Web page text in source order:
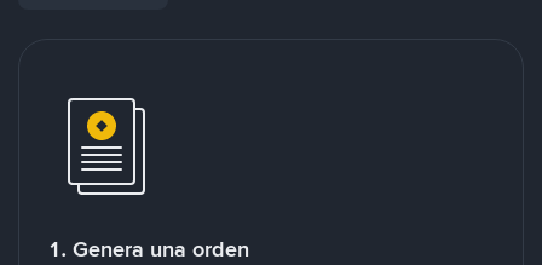
1. Genera una orden